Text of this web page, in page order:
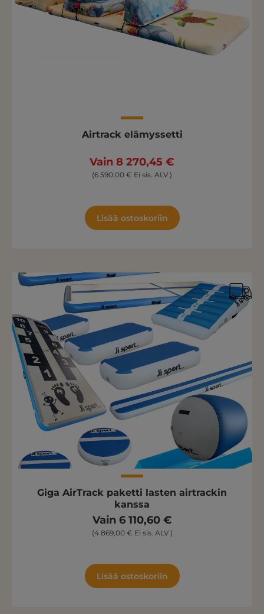
Airtrack elämyssetti
Vain 8 270,45 €
(6 590,00 € Ei sis. ALV )
Lisää ostoskoriin
Giga AirTrack paketti lasten airtrackin
kanssa
Vain 6 110,60 €
(4 869,00 € Ei sis. ALV )
Lisää ostoskoriin